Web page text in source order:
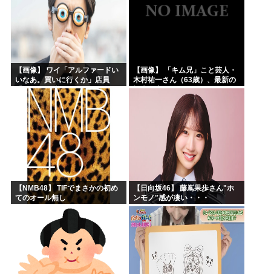
【画像】 ワイ「アルファードい
いなあ。買いに行くか」店員
「ほいっ見積もりな！」ワイ
「金額おかしくね？」←お前ら
もそう思うよな？？？？？
【画像】 「キム兄」こと芸人・
木村祐一さん（63歳）、最新の
松本人志さんとのツーショット
が完全に別人だとネット騒然！
「マジで誰かわからん」...
【NMB48】 TIFでまさかの初め
てのオール無し
【日向坂46】 藤嶌果歩さん"ホ
ンモノ"感が凄い・・・